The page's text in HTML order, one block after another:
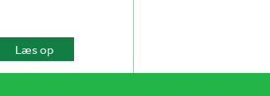
Læs op